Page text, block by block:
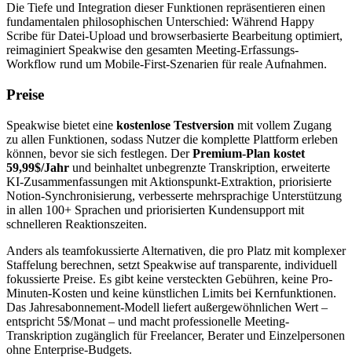
Die Tiefe und Integration dieser Funktionen repräsentieren einen
fundamentalen philosophischen Unterschied: Während Happy
Scribe für Datei-Upload und browserbasierte Bearbeitung optimiert,
reimaginiert Speakwise den gesamten Meeting-Erfassungs-
Workflow rund um Mobile-First-Szenarien für reale Aufnahmen.
Preise
Speakwise bietet eine kostenlose Testversion mit vollem Zugang
zu allen Funktionen, sodass Nutzer die komplette Plattform erleben
können, bevor sie sich festlegen. DerPremium-Plan kostet
59,99$/Jahr und beinhaltet unbegrenzte Transkription, erweiterte
KI-Zusammenfassungen mit Aktionspunkt-Extraktion, priorisierte
Notion-Synchronisierung, verbesserte mehrsprachige Unterstützung
in allen 100+ Sprachen und priorisierten Kundensupport mit
schnelleren Reaktionszeiten.
Anders als teamfokussierte Alternativen, die pro Platz mit komplexer
Staffelung berechnen, setzt Speakwise auf transparente, individuell
fokussierte Preise. Es gibt keine versteckten Gebühren, keine Pro-
Minuten-Kosten und keine künstlichen Limits bei Kernfunktionen.
Das Jahresabonnement-Modell liefert außergewöhnlichen Wert –
entspricht 5$/Monat – und macht professionelle Meeting-
Transkription zugänglich für Freelancer, Berater und Einzelpersonen
ohne Enterprise-Budgets.